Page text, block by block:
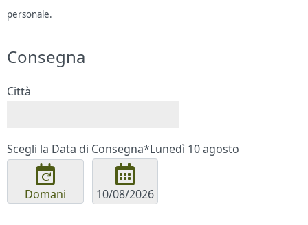
personale.
Consegna
Città
Scegli la Data di Consegna*Lunedì 10 agosto
Domani